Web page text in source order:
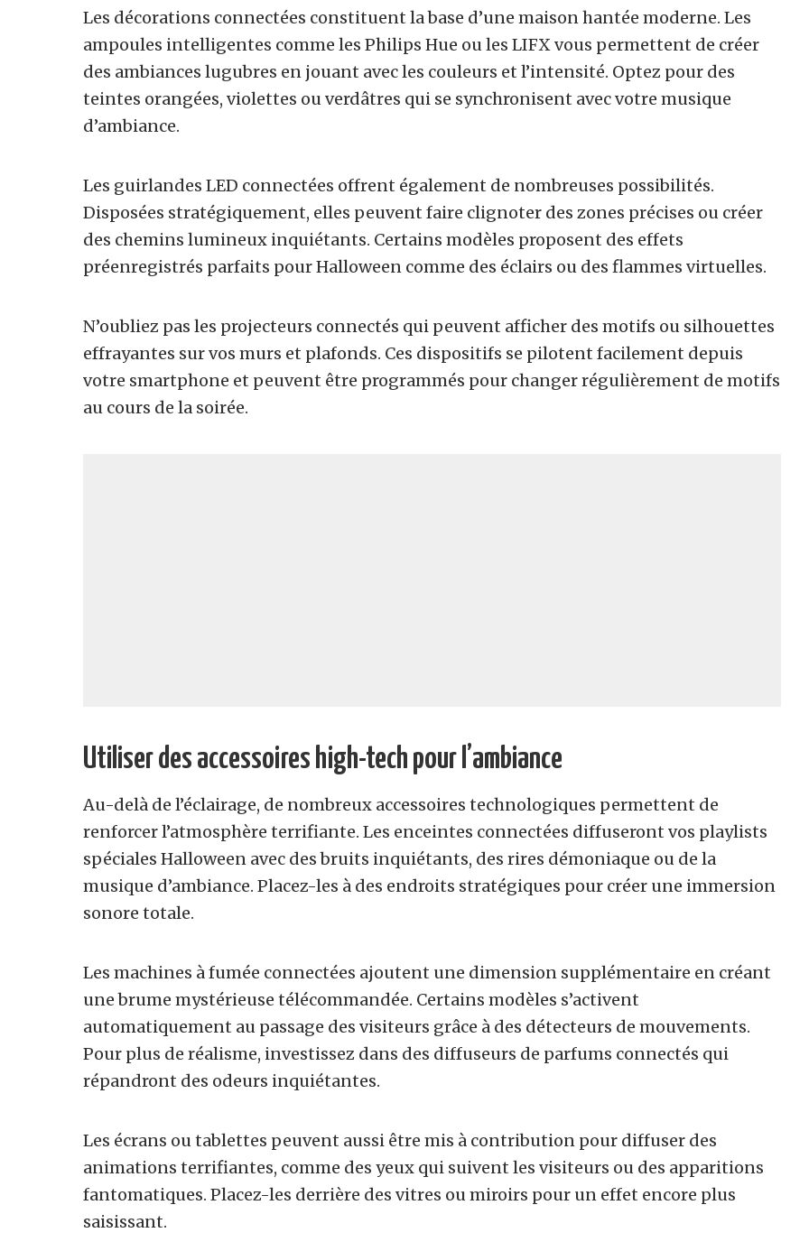
Les décorations connectées constituent la base d’une maison hantée moderne. Les
ampoules intelligentes comme les Philips Hue ou les LIFX vous permettent de créer
des ambiances lugubres en jouant avec les couleurs et l’intensité. Optez pour des
teintes orangées, violettes ou verdâtres qui se synchronisent avec votre musique
d’ambiance.
Les guirlandes LED connectées offrent également de nombreuses possibilités.
Disposées stratégiquement, elles peuvent faire clignoter des zones précises ou créer
des chemins lumineux inquiétants. Certains modèles proposent des effets
préenregistrés parfaits pour Halloween comme des éclairs ou des flammes virtuelles.
N’oubliez pas les projecteurs connectés qui peuvent afficher des motifs ou silhouettes
effrayantes sur vos murs et plafonds. Ces dispositifs se pilotent facilement depuis
votre smartphone et peuvent être programmés pour changer régulièrement de motifs
au cours de la soirée.
Utiliser des accessoires high-tech pour l’ambiance
Au-delà de l’éclairage, de nombreux accessoires technologiques permettent de
renforcer l’atmosphère terrifiante. Les enceintes connectées diffuseront vos playlists
spéciales Halloween avec des bruits inquiétants, des rires démoniaque ou de la
musique d’ambiance. Placez-les à des endroits stratégiques pour créer une immersion
sonore totale.
Les machines à fumée connectées ajoutent une dimension supplémentaire en créant
une brume mystérieuse télécommandée. Certains modèles s’activent
automatiquement au passage des visiteurs grâce à des détecteurs de mouvements.
Pour plus de réalisme, investissez dans des diffuseurs de parfums connectés qui
répandront des odeurs inquiétantes.
Les écrans ou tablettes peuvent aussi être mis à contribution pour diffuser des
animations terrifiantes, comme des yeux qui suivent les visiteurs ou des apparitions
fantomatiques. Placez-les derrière des vitres ou miroirs pour un effet encore plus
saisissant.